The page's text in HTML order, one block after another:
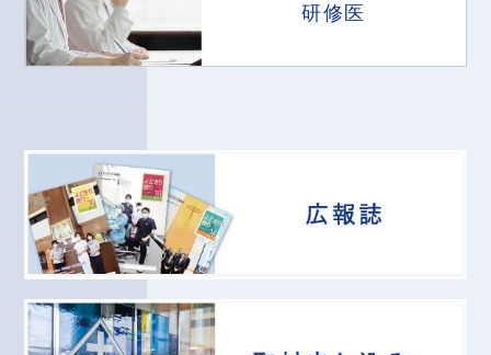
研修医